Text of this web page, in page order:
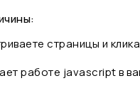
страницы и
работе javascript в